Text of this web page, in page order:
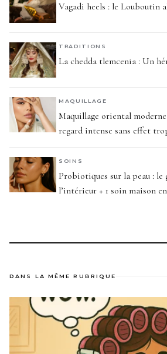
Vagadi heels : le Louboutin
TRADITIONS
La chedda tlemcenia : Un
MAQUILLAGE
Maquillage oriental
regard intense sans effet
SOINS
Probiotiques sur la peau : le
l’intérieur + 1 soin maison
DANS LA MÊME RUBRIQUE